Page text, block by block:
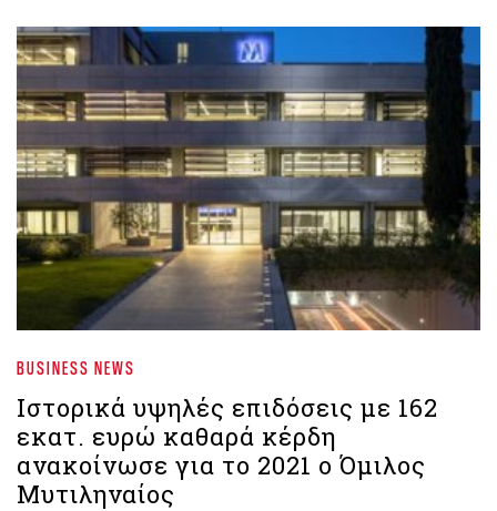
BUSINESS NEWS
Ιστορικά υψηλές επιδόσεις με 162
εκατ. ευρώ καθαρά κέρδη
ανακοίνωσε για το 2021 ο Όμιλος
Μυτιληναίος